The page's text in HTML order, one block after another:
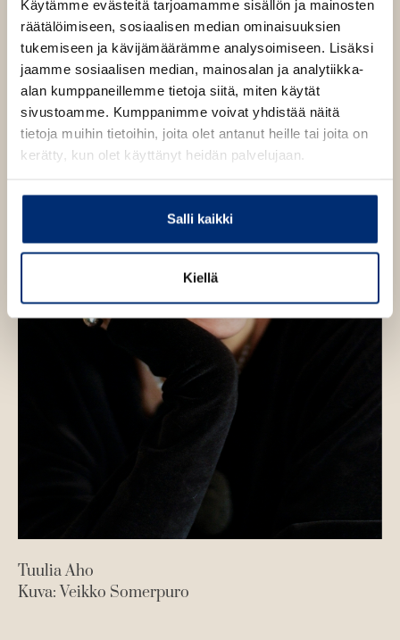
Käytämme evästeitä tarjoamamme sisällön ja mainosten
räätälöimiseen, sosiaalisen median ominaisuuksien
tukemiseen ja kävijämäärämme analysoimiseen. Lisäksi
jaamme sosiaalisen median, mainosalan ja analytiikka-
alan kumppaneillemme tietoja siitä, miten käytät
sivustoamme. Kumppanimme voivat yhdistää näitä
tietoja muihin tietoihin, joita olet antanut heille tai joita on
kerätty, kun olet käyttänyt heidän palvelujaan.
Salli kaikki
Kiellä
n
v
ä
l
i
l
e
h
n
Tuulia Aho
Kuva: Veikko Somerpuro